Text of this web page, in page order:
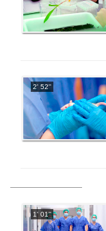
2' 52''
1' 01''